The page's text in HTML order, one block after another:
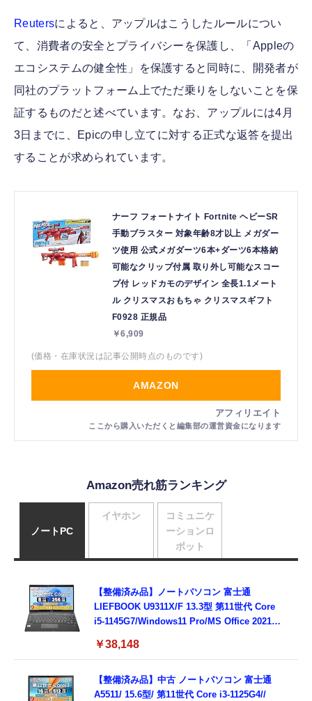
Reutersによると、アップルはこうしたルールについ
て、消費者の安全とプライバシーを保護し、「Appleの
エコシステムの健全性」を保護すると同時に、開発者が
同社のプラットフォーム上でただ乗りをしないことを保
証するものだと述べています。なお、アップルには4月
3日までに、Epicの申し立てに対する正式な返答を提出
することが求められています。
ナーフ フォートナイト Fortnite ヘビーSR
手動ブラスター 対象年齢8才以上 メガダー
ツ使用 公式メガダーツ6本+ダーツ6本格納
可能なクリップ付属 取り外し可能なスコー
プ付 レッドカモのデザイン 全長1.1メート
ル クリスマスおもちゃ クリスマスギフト
F0928 正規品
￥6,909
(価格・在庫状況は記事公開時点のものです)
AMAZON
Amazon売れ筋ランキング
ノートPC
【整備済み品】ノートパソコン 富士通
LIEFBOOK U9311X/F 13.3型 第11世代 Core
i5-1145G7/Windows11 Pro/MS Office 2021搭
Type-C/360度回転対応/有線静音マウス付
8GB,SSD256GB)
￥38,148
【整備済み品】中古 ノートパソコン 富士通
A5511/ 15.6型/ 第11世代 Core i3-1125G4//
イヤホン
コミュニケ
ーションロ
ボット